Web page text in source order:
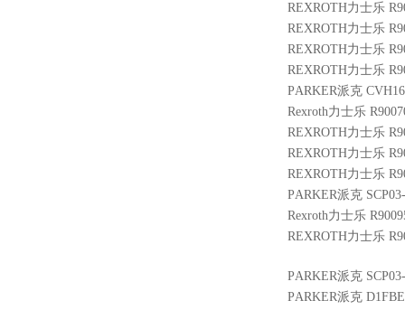
REXROTH力士乐
REXROTH力士乐
REXROTH力士乐
REXROTH力士乐
PARKER派克
Rexroth力士乐
REXROTH力士乐
REXROTH力士乐
REXROTH力士乐
PARKER派克
Rexroth力士乐
REXROTH力士乐
PARKER派克
PARKER派克